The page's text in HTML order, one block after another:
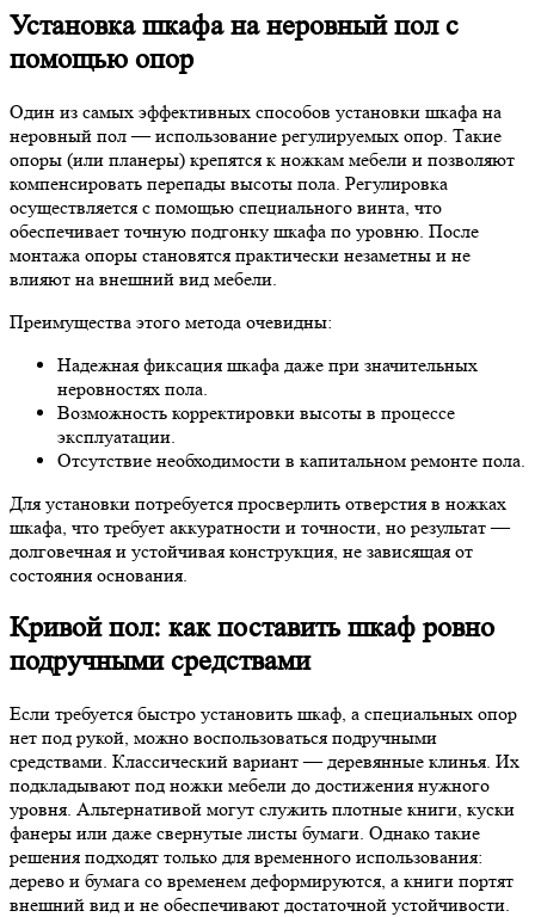
Установка шкафа на неровный пол с
помощью опор
Один из самых эффективных способов установки шкафа на
неровный пол — использование регулируемых опор. Такие
опоры (или планеры) крепятся к ножкам мебели и позволяют
компенсировать перепады высоты пола. Регулировка
осуществляется с помощью специального винта, что
обеспечивает точную подгонку шкафа по уровню. После
монтажа опоры становятся практически незаметны и не
влияют на внешний вид мебели.
Преимущества этого метода очевидны:
Надежная фиксация шкафа даже при значительных
неровностях пола.
Возможность корректировки высоты в процессе
эксплуатации.
Отсутствие необходимости в капитальном ремонте пола.
Для установки потребуется просверлить отверстия в ножках
шкафа, что требует аккуратности и точности, но результат —
долговечная и устойчивая конструкция, не зависящая от
состояния основания.
Кривой пол: как поставить шкаф ровно
подручными средствами
Если требуется быстро установить шкаф, а специальных опор
нет под рукой, можно воспользоваться подручными
средствами. Классический вариант — деревянные клинья. Их
подкладывают под ножки мебели до достижения нужного
уровня. Альтернативой могут служить плотные книги, куски
фанеры или даже свернутые листы бумаги. Однако такие
решения подходят только для временного использования:
дерево и бумага со временем деформируются, а книги портят
внешний вид и не обеспечивают достаточной устойчивости.